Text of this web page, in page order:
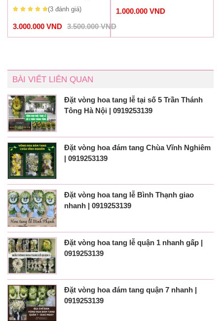
(3 đánh giá)
3.500.000VND
3.000.000 VND
1.000.000 VND
BÀI VIẾT LIÊN QUAN
Đặt vòng hoa tang lễ tại số 5 Trần Thánh
Tông Hà Nội | 0919253139
Đặt vòng hoa đám tang Chùa Vĩnh Nghiêm
| 0919253139
Đặt vòng hoa tang lễ Bình Thạnh giao
nhanh | 0919253139
Đặt vòng hoa tang lễ quận 1 nhanh gấp |
0919253139
Đặt vòng hoa đám tang quận 7 nhanh |
0919253139